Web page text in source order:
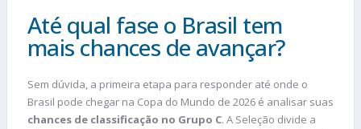
Até qual fase o Brasil tem
mais chances de avançar?
Sem dúvida, a primeira etapa para responder até onde o
Brasil pode chegar na Copa do Mundo de 2026 é analisar suas
chances de classificação no Grupo C. A Seleção divide a